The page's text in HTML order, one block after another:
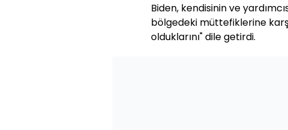
Biden, kendisinin ve
bölgedeki müttefiklerine karşı
olduklarını" dile getirdi.